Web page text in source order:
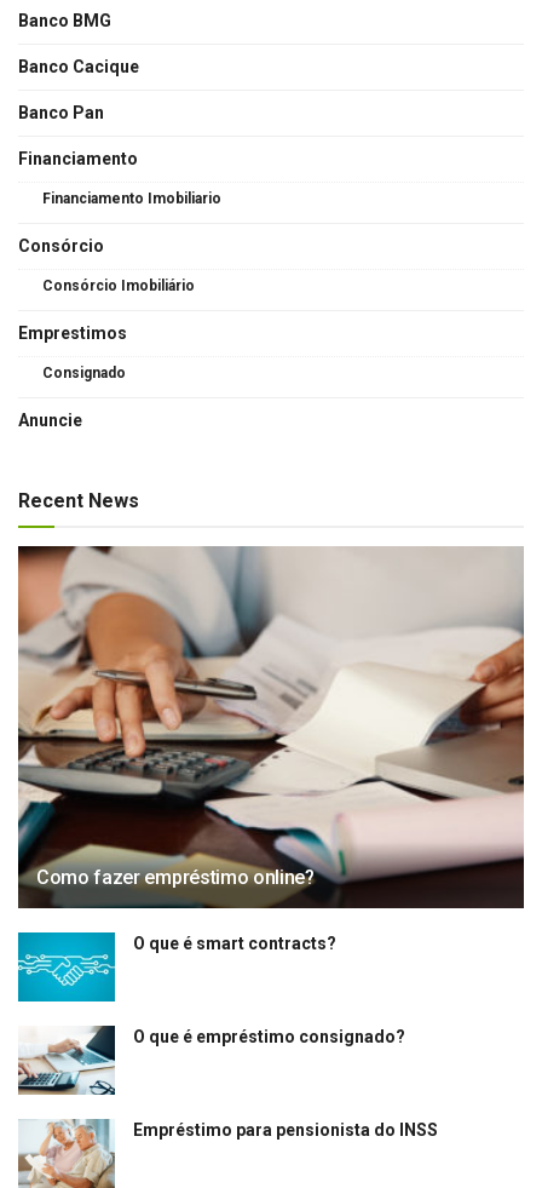
Banco BMG
Banco Cacique
Banco Pan
Financiamento
Financiamento Imobiliario
Consórcio
Consórcio Imobiliário
Emprestimos
Consignado
Anuncie
Recent News
Como fazer empréstimo online?
O que é smart contracts?
O que é empréstimo consignado?
Empréstimo para pensionista do INSS